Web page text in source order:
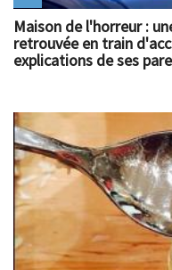
Maison de l'horreur :
retrouvée en train
explications de ses